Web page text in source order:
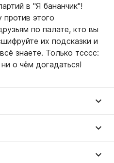
в "Я бананчик"!
этого
по палате, кто вы
их подсказки и
знаете. Только тсссс:
о чём догадаться!